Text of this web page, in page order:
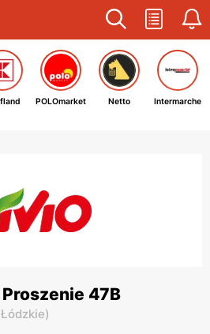
POLOmarket Netto Intermarche
47B
)